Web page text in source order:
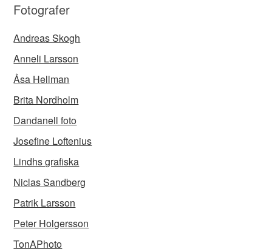
Fotografer
Andreas Skogh
Anneli Larsson
Åsa Hellman
Brita Nordholm
Dandanell foto
Josefine Loftenius
Lindhs grafiska
Niclas Sandberg
Patrik Larsson
Peter Holgersson
TonAPhoto